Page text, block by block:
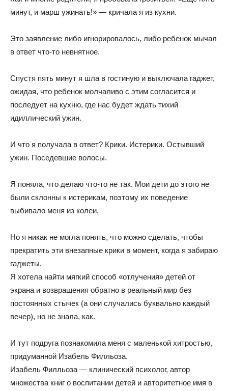
минут, и марш ужинать!» — кричала я из кухни.
Это заявление либо игнорировалось, либо ребенок мычал
в ответ что-то невнятное.
Спустя пять минут я шла в гостиную и выключала гаджет,
ожидая, что ребенок молчаливо с этим согласится и
последует на кухню, где нас будет ждать тихий
идиллический ужин.
И что я получала в ответ? Крики. Истерики. Остывший
ужин. Поседевшие волосы.
Я поняла, что делаю что-то не так. Мои дети до этого не
были склонны к истерикам, поэтому их поведение
выбивало меня из колеи.
Но я никак не могла понять, что можно сделать, чтобы
прекратить эти внезапные крики в момент, когда я забираю
гаджеты.
Я хотела найти мягкий способ «отлучения» детей от
экрана и возвращения обратно в реальный мир без
постоянных стычек (а они случались буквально каждый
вечер), но не знала, как.
И тут подруга познакомила меня с маленькой хитростью,
придуманной Изабель Филльоза.
Изабель Филльоза — клинический психолог, автор
множества книг о воспитании детей и авторитетное имя в